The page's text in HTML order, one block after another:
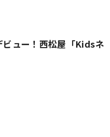
ュー！西松屋「Kidsネ